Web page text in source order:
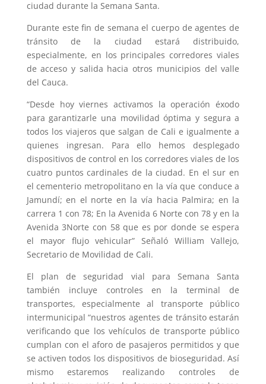
ciudad durante la Semana Santa.
Durante este fin de semana el cuerpo de agentes de
tránsito de la ciudad estará distribuido,
especialmente, en los principales corredores viales
de acceso y salida hacia otros municipios del valle
del Cauca.
“Desde hoy viernes activamos la operación éxodo
para garantizarle una movilidad óptima y segura a
todos los viajeros que salgan de Cali e igualmente a
quienes ingresan. Para ello hemos desplegado
dispositivos de control en los corredores viales de los
cuatro puntos cardinales de la ciudad. En el sur en
el cementerio metropolitano en la vía que conduce a
Jamundí; en el norte en la vía hacia Palmira; en la
carrera 1 con 78; En la Avenida 6 Norte con 78 y en la
Avenida 3Norte con 58 que es por donde se espera
el mayor flujo vehicular” Señaló William Vallejo,
Secretario de Movilidad de Cali.
El plan de seguridad vial para Semana Santa
también incluye controles en la terminal de
transportes, especialmente al transporte público
intermunicipal “nuestros agentes de tránsito estarán
verificando que los vehículos de transporte público
cumplan con el aforo de pasajeros permitidos y que
se activen todos los dispositivos de bioseguridad. Así
mismo estaremos realizando controles de